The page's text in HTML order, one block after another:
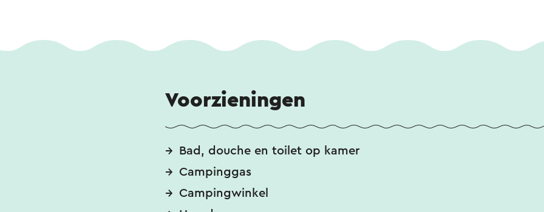
Voorzieningen
Bad, douche en toilet op kamer
Campinggas
Campingwinkel